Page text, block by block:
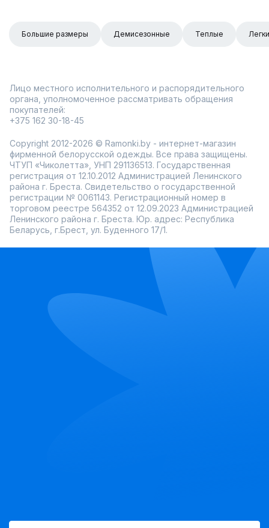
Большие размеры Демисезонные Теплые
Лицо местного исполнительного и распорядительного
органа, уполномоченное рассматривать обращения
покупателей:
+375 162 30-18-45
Copyright 2012-2026 © Ramonki.by - интернет-магазин
фирменной белорусской одежды. Все права защищены.
ЧТУП «Чиколетта», УНП 291136513. Государственная
регистрация от 12.10.2012 Администрацией Ленинского
района г. Бреста. Свидетельство о государственной
регистрации № 0061143. Регистрационный номер в
торговом реестре 564352 от 12.09.2023 Администрацией
Ленинского района г. Бреста. Юр. адрес: Республика
Беларусь, г.Брест, ул. Буденного 17/1.